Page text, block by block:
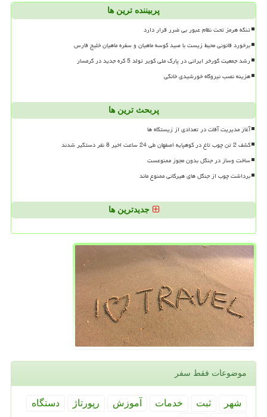
پربیننده ترین ها
تنگه هرمز تحت نظام عبور بی ضرر قرار دارد
برخورد قانونی محیط زیست با صید کوسه ماهیان و سفره ماهیان خلیج فارس
رشد جمعیت گورخر ایرانی در پارک ملی کویر تولد 5 کره جدید در گرمسار
هزینه نصب نیروگاه خورشیدی خانگی
پربحث ترین ها
آغاز مدیریت آفات در تعدادی از زیستگاه ها
کشف 2 تن چوب تاغ در کوهپایه اصفهان طی 24 ساعت اخیر 8 نفر دستگیر شدند
ساخت وساز در جنگل بدون مجوز ممنوعست
برداشت چوب از جنگل های هیرکانی ممنوع ماند
جدیدترین ها
موضوعات فقط سفر
شهر ثبت خدمات آموزش رپورتاژ
دستگاه